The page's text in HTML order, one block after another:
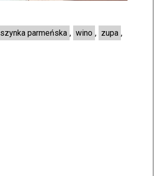
szynka parmeńska , wino , zupa ,